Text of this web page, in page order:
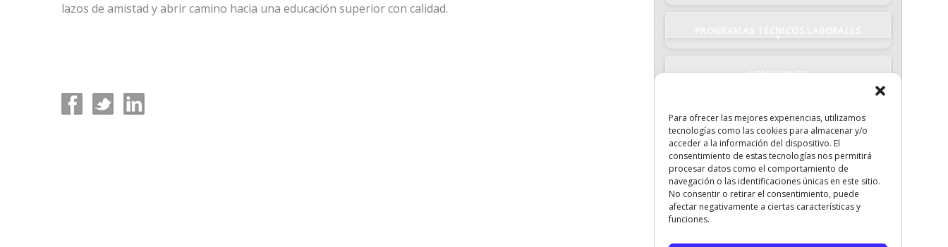
lazos de amistad y abrir camino hacia una educación superior con calidad.